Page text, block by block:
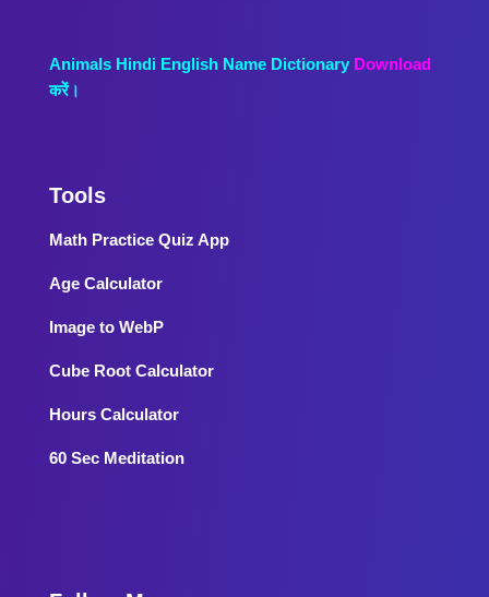
Animals Hindi English Name Dictionary Download
करें।
Tools
Math Practice Quiz App
Age Calculator
Image to WebP
Cube Root Calculator
Hours Calculator
60 Sec Meditation